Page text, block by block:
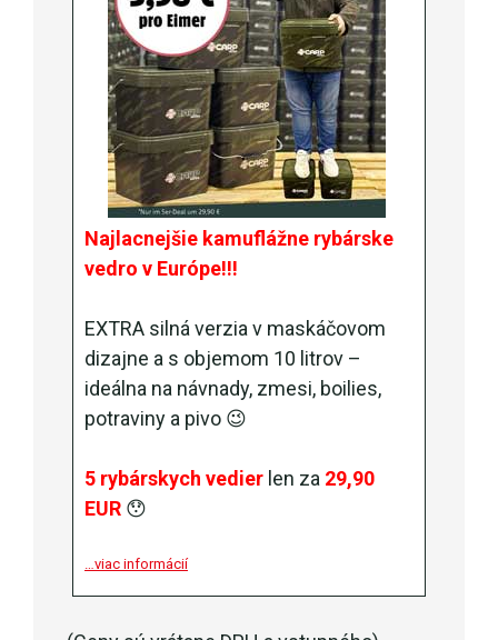
Najlacnejšie kamuflážne rybárske
vedro v Európe!!!
EXTRA silná verzia v maskáčovom
dizajne a s objemom 10 litrov –
ideálna na návnady, zmesi, boilies,
potraviny a pivo 😉
5 rybárskych vedier len za 29,90
EUR 😯
…viac informácií